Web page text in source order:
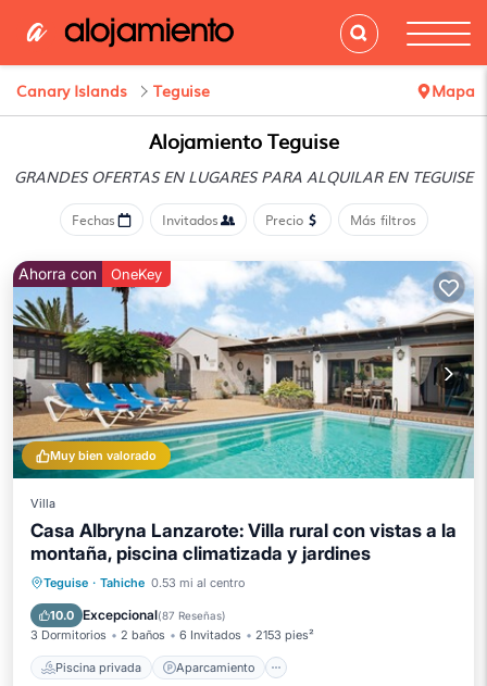
Canary Islands Teguise Mapa
Alojamiento Teguise
GRANDES OFERTAS EN LUGARESPARA ALQUILAR EN TEGUISE
Fechas Invitados Precio Más filtros
Muy bien valorado
Ahorra con OneKey
Villa
Casa Albryna Lanzarote: Villa rural con vistas a la
montaña, piscina climatizada y jardines
Teguise · Tahiche 0.53 mi al centro
10.0 Excepcional(87 Reseñas)
3 Dormitorios 2 baños 6 Invitados 2153 pies²
Piscina privada Aparcamiento
Piscina privada
Aparcamiento
Piscina
Balcón/Terraza